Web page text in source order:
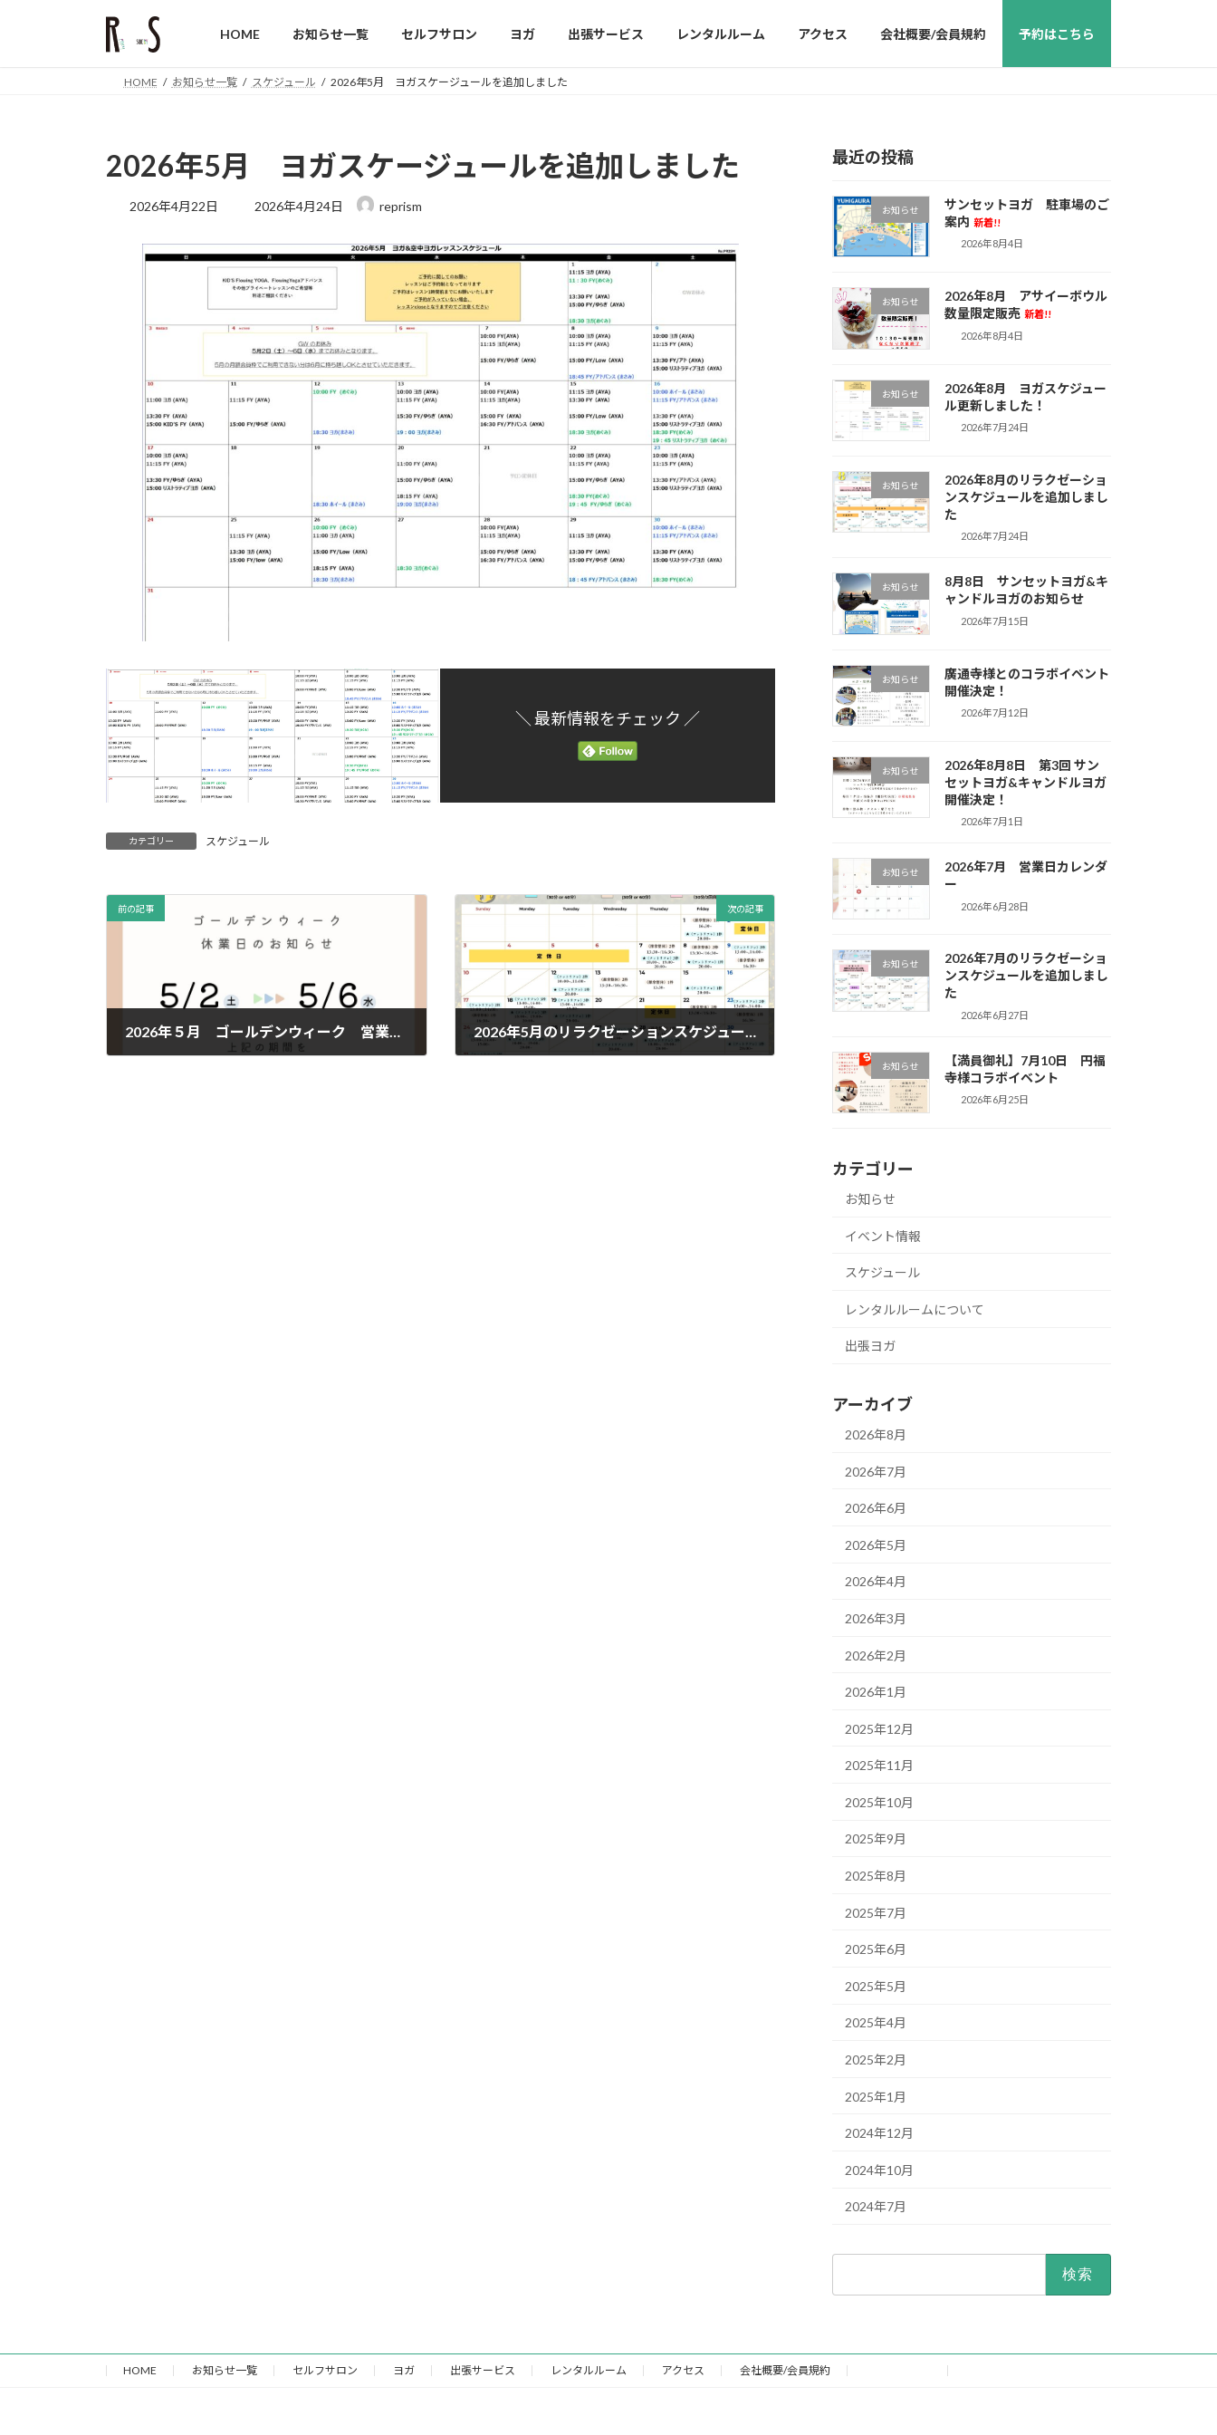
HOME お知らせ一覧 セルフサロン ヨガ 出張サービス レンタルルーム アクセス 会社概要/会員規約 予約はこちら
HOME お知らせ一覧 スケジュール 2026年5月 ヨガスケージュールを追加しました
2026年5月 ヨガスケージュールを追加しました
2026年4月22日
最
新
時
:
2026年4月24日 reprism
＼ 最新情報をチェック ／
カテゴリー スケジュール
前の記事
2026年５月 ゴールデンウィーク 営業日のお知らせ
次の記事
2026年5月のリラクゼーションスケジュールを追加しました
最近の投稿
お知らせ
サンセットヨガ 駐車場のご
案内 新着!!
2026年8月4日
お知らせ
2026年8月 アサイーボウル
数量限定販売 新着!!
2026年8月4日
お知らせ
2026年8月 ヨガスケジュー
ル更新しました！
2026年7月24日
お知らせ
2026年8月のリラクゼーショ
ンスケジュールを追加しまし
た
2026年7月24日
お知らせ
8月8日 サンセットヨガ&キ
ャンドルヨガのお知らせ
2026年7月15日
お知らせ
廣通寺様とのコラボイベント
開催決定！
2026年7月12日
お知らせ
2026年8月8日 第3回 サン
セットヨガ&キャンドルヨガ
開催決定！
2026年7月1日
お知らせ
2026年7月 営業日カレンダ
ー
2026年6月28日
お知らせ
2026年7月のリラクゼーショ
ンスケジュールを追加しまし
た
2026年6月27日
お知らせ
【満員御礼】7月10日 円福
寺様コラボイベント
2026年6月25日
カテゴリー
お知らせ
イベント情報
スケジュール
レンタルルームについて
出張ヨガ
アーカイブ
2026年8月
2026年7月
2026年6月
2026年5月
2026年4月
2026年3月
2026年2月
2026年1月
2025年12月
2025年11月
2025年10月
2025年9月
2025年8月
2025年7月
2025年6月
2025年5月
2025年4月
2025年2月
2025年1月
2024年12月
2024年10月
2024年7月
HOME お知らせ一覧 セルフサロン ヨガ 出張サービス レンタルルーム アクセス 会社概要/会員規約